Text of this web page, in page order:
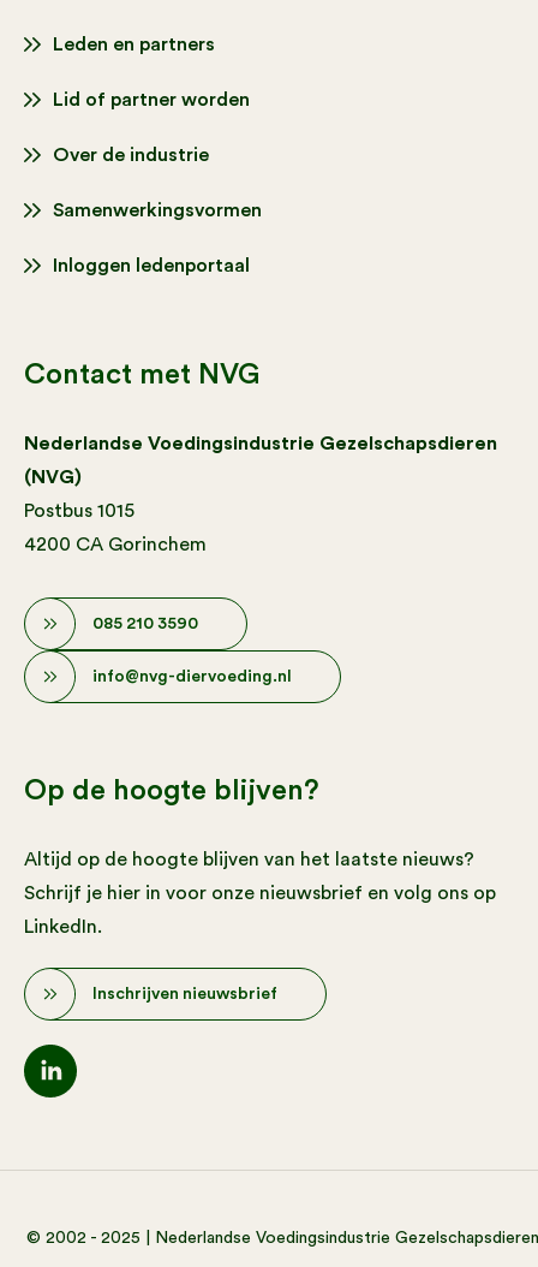
Leden en partners
Lid of partner worden
Over de industrie
Samenwerkingsvormen
Inloggen ledenportaal
Contact met NVG
Nederlandse Voedingsindustrie Gezelschapsdieren
(NVG)
Postbus 1015
4200 CA Gorinchem
085 210 3590
info@nvg-diervoeding.nl
Op de hoogte blijven?
Altijd op de hoogte blijven van het laatste nieuws?
Schrijf je hier in voor onze nieuwsbrief en volg ons op
LinkedIn.
Inschrijven nieuwsbrief
© 2002 - 2025 | Nederlandse Voedingsindustrie